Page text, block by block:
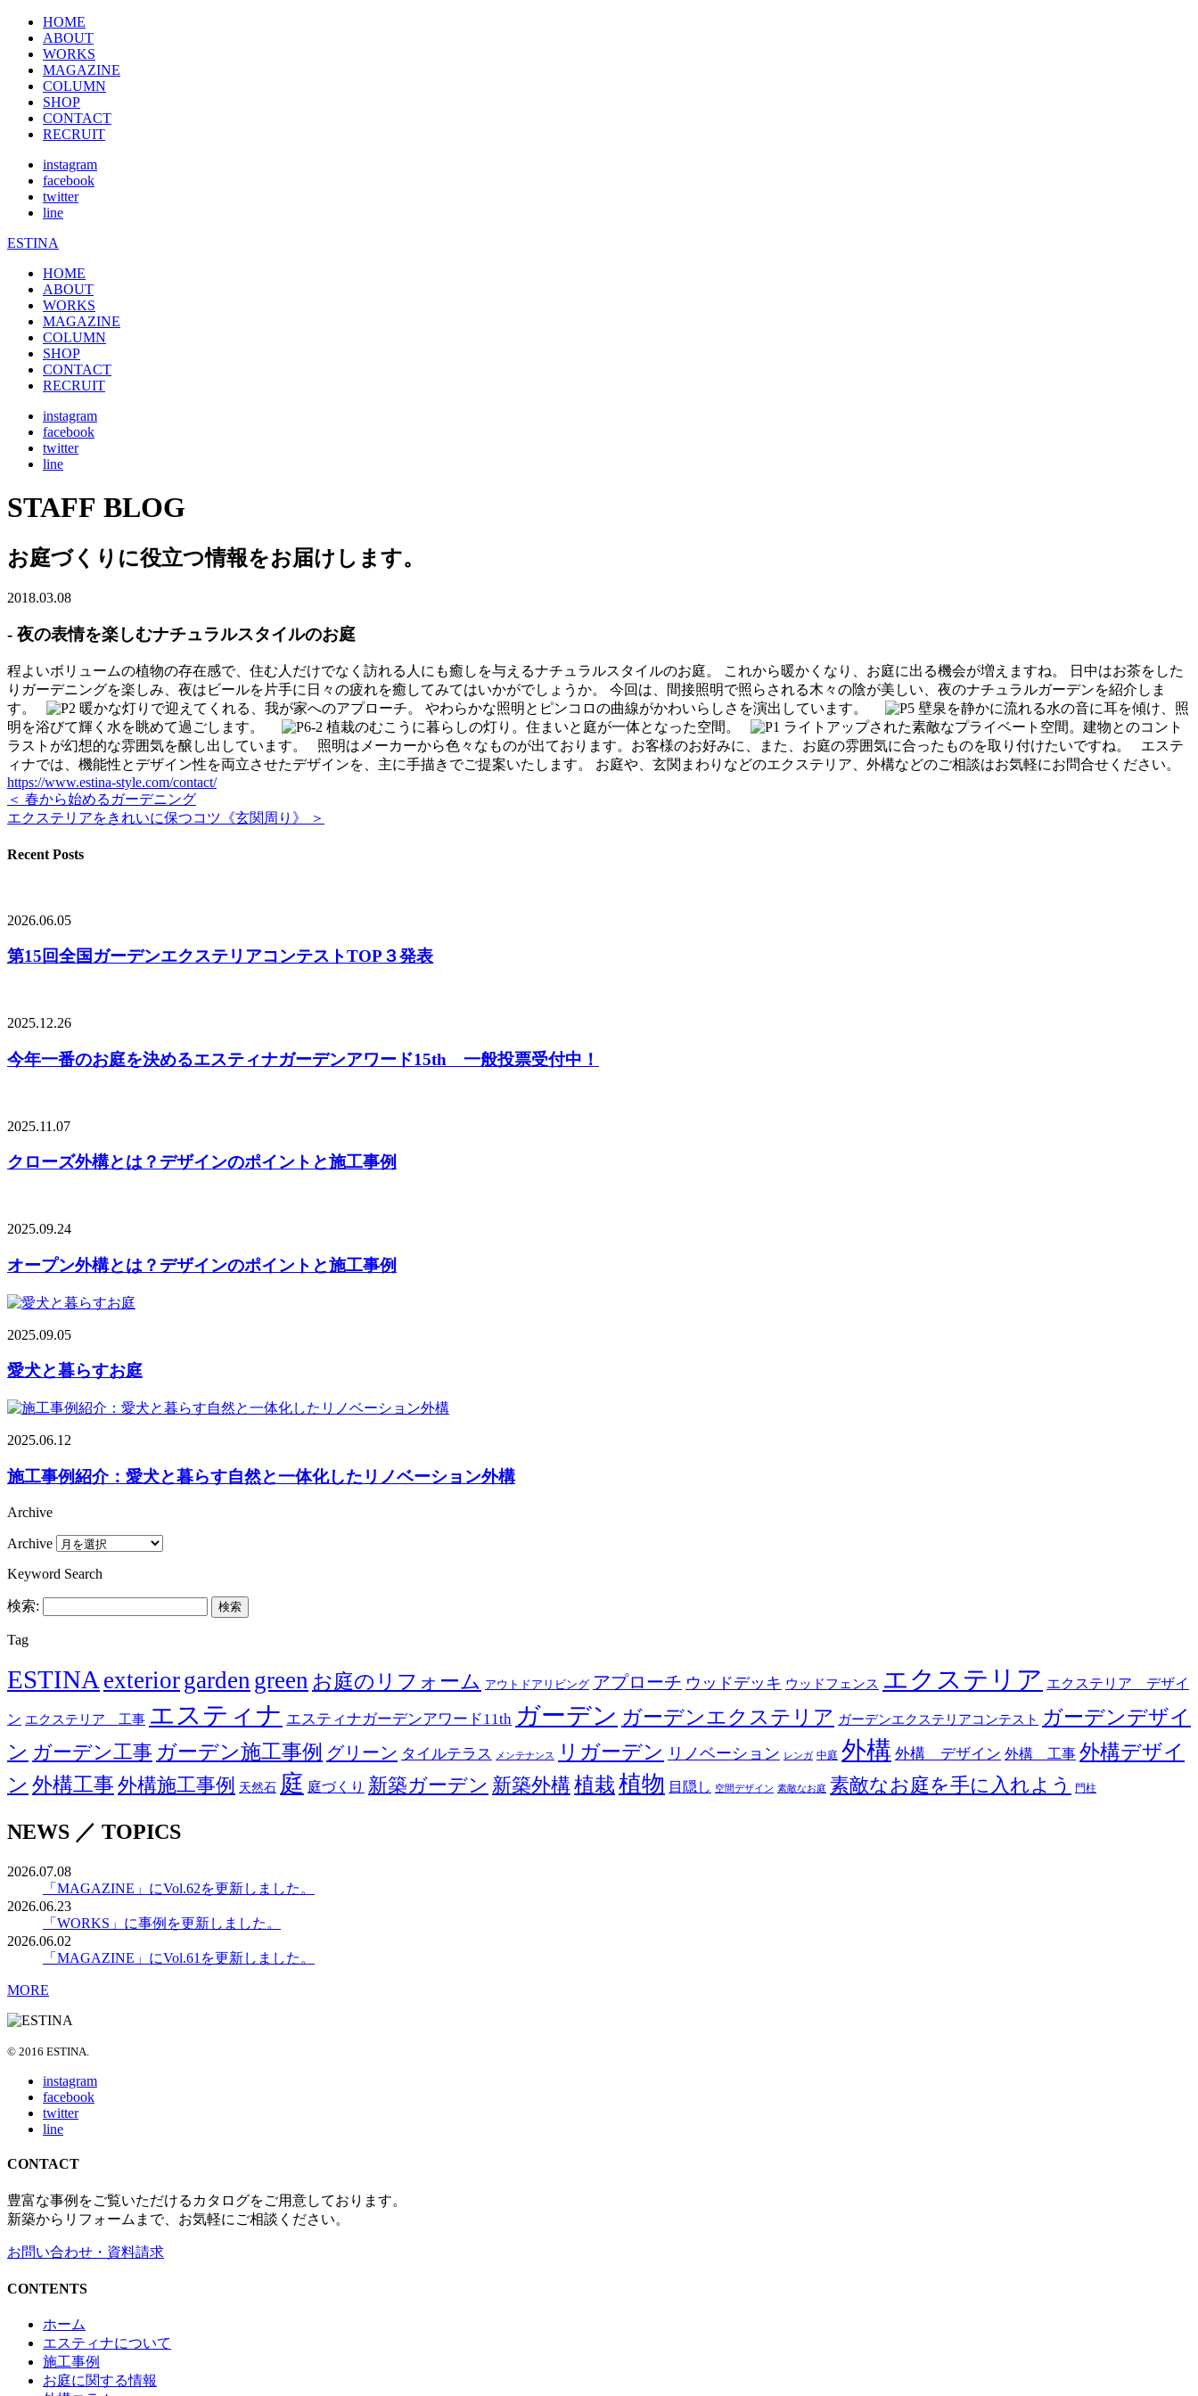
HOME
ABOUT
WORKS
MAGAZINE
COLUMN
SHOP
CONTACT
RECRUIT
instagram
facebook
twitter
line
ESTINA
HOME
ABOUT
WORKS
MAGAZINE
COLUMN
SHOP
CONTACT
RECRUIT
instagram
facebook
twitter
line
STAFF BLOG
お庭づくりに役立つ情報をお届けします。
2018.03.08
- 夜の表情を楽しむナチュラルスタイルのお庭
程よいボリュームの植物の存在感で、住む人だけでなく訪れる人にも癒しを与えるナチュラルスタイルのお庭。 これから暖かくなり、お庭に出る機会が増えますね。 日中はお茶をした
りガーデニングを楽しみ、夜はビールを片手に日々の疲れを癒してみてはいかがでしょうか。 今回は、間接照明で照らされる木々の陰が美しい、夜のナチュラルガーデンを紹介しま
す。
暖かな灯りで迎えてくれる、我が家へのアプローチ。 やわらかな照明とピンコロの曲線がかわいらしさを演出しています。
壁泉を静かに流れる水の音に耳を傾け、照
明を浴びて輝く水を眺めて過ごします。
植栽のむこうに暮らしの灯り。住まいと庭が一体となった空間。
ライトアップされた素敵なプライベート空間。建物とのコント
ラストが幻想的な雰囲気を醸し出しています。 照明はメーカーから色々なものが出ております。お客様のお好みに、また、お庭の雰囲気に合ったものを取り付けたいですね。 エステ
ィナでは、機能性とデザイン性を両立させたデザインを、主に手描きでご提案いたします。 お庭や、玄関まわりなどのエクステリア、外構などのご相談はお気軽にお問合せください。
https://www.estina-style.com/contact/
＜ 春から始めるガーデニング
エクステリアをきれいに保つコツ《玄関周り》 ＞
Recent Posts
2026.06.05
第15回全国ガーデンエクステリアコンテストTOP３発表
2025.12.26
今年一番のお庭を決めるエスティナガーデンアワード15th 一般投票受付中！
2025.11.07
クローズ外構とは？デザインのポイントと施工事例
2025.09.24
オープン外構とは？デザインのポイントと施工事例
2025.09.05
愛犬と暮らすお庭
2025.06.12
施工事例紹介：愛犬と暮らす自然と一体化したリノベーション外構
Archive
Archive
Keyword Search
検索:
Tag
ESTINA exteriorgarden green お庭のリフォーム アウトドアリビング アプローチ ウッドデッキ ウッドフェンス エクステリア エクステリア デザイ
ン エクステリア 工事 エスティナ エスティナガーデンアワード11th ガーデン ガーデンエクステリア ガーデンエクステリアコンテスト ガーデンデザイ
ン ガーデン工事 ガーデン施工事例 グリーン タイルテラス メンテナンス リガーデン リノベーション レンガ 中庭 外構 外構 デザイン 外構 工事 外構デザイ
ン 外構工事 外構施工事例 天然石 庭 庭づくり 新築ガーデン 新築外構植栽 植物 目隠し 空間デザイン 素敵なお庭 素敵なお庭を手に入れよう 門柱
NEWS ／ TOPICS
2026.07.08
「MAGAZINE」にVol.62を更新しました。
2026.06.23
「WORKS」に事例を更新しました。
2026.06.02
「MAGAZINE」にVol.61を更新しました。
MORE
© 2016 ESTINA.
instagram
facebook
twitter
line
CONTACT
豊富な事例をご覧いただけるカタログをご用意しております。
新築からリフォームまで、お気軽にご相談ください。
お問い合わせ・資料請求
CONTENTS
ホーム
エスティナについて
施工事例
お庭に関する情報